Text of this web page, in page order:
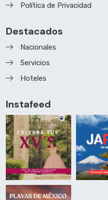
Política de Privacidad
Destacados
Nacionales
Servicios
Hoteles
Instafeed